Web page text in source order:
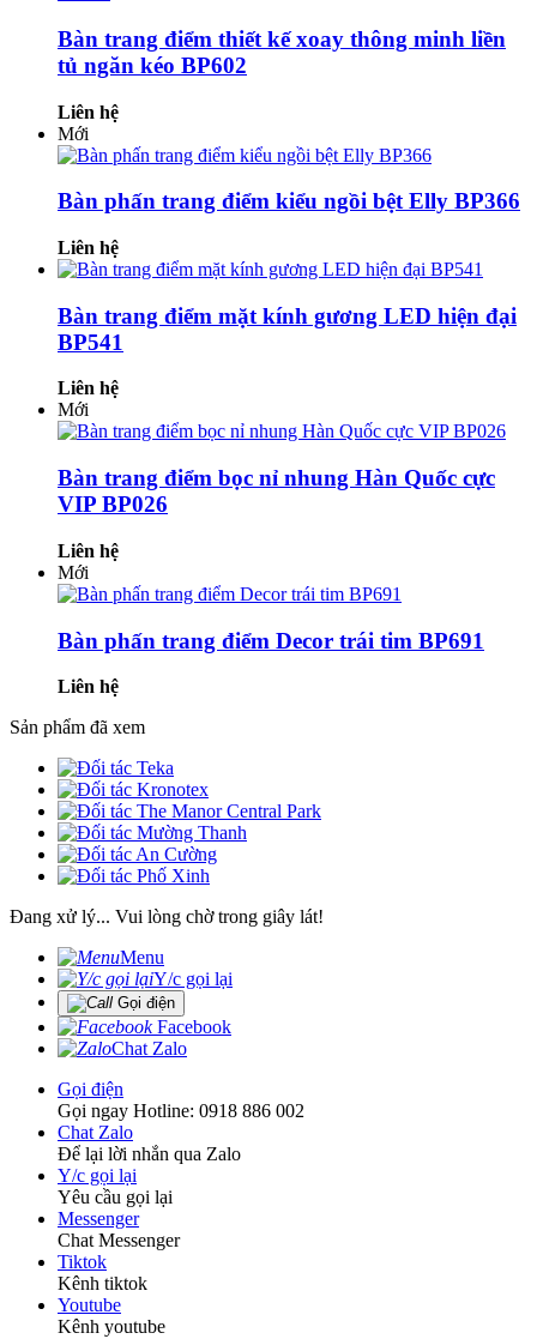
Bàn trang điểm thiết kế xoay thông minh liền
tủ ngăn kéo BP602
Liên hệ
Mới
Bàn phấn trang điểm kiểu ngồi bệt Elly BP366
Liên hệ
Bàn trang điểm mặt kính gương LED hiện đại
BP541
Liên hệ
Mới
Bàn trang điểm bọc nỉ nhung Hàn Quốc cực
VIP BP026
Liên hệ
Mới
Bàn phấn trang điểm Decor trái tim BP691
Liên hệ
Sản phẩm đã xem
Đang xử lý... Vui lòng chờ trong giây lát!
Menu
Y/c gọi lại
Gọi điện
Facebook
Chat Zalo
Gọi điện
Gọi ngay Hotline: 0918 886 002
Chat Zalo
Để lại lời nhắn qua Zalo
Y/c gọi lại
Yêu cầu gọi lại
Messenger
Chat Messenger
Tiktok
Kênh tiktok
Youtube
Kênh youtube